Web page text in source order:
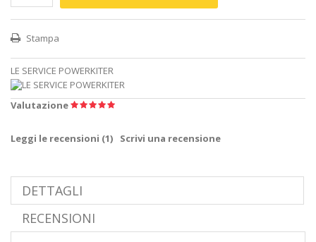
Stampa
LE SERVICE POWERKITER
Valutazione
Leggi le recensioni (1) Scrivi una recensione
DETTAGLI
RECENSIONI